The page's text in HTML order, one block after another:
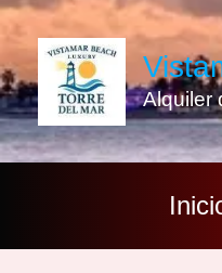
Ir
contenido
Alquiler